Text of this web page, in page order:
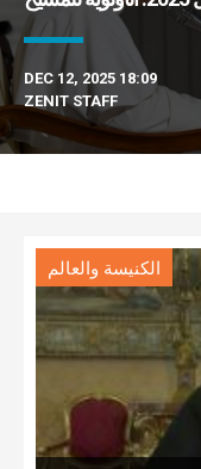
DEC 12, 2025 18:09
ZENIT STAFF
الكنيسة والعالم